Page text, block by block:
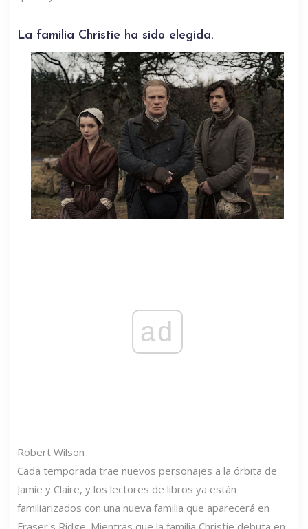
La familia Christie ha sido elegida.
ad
Robert Wilson
Cada temporada trae nuevos personajes a la órbita de
Jamie y Claire, y los lectores de libros ya están
familiarizados con una nueva familia que aparecerá en